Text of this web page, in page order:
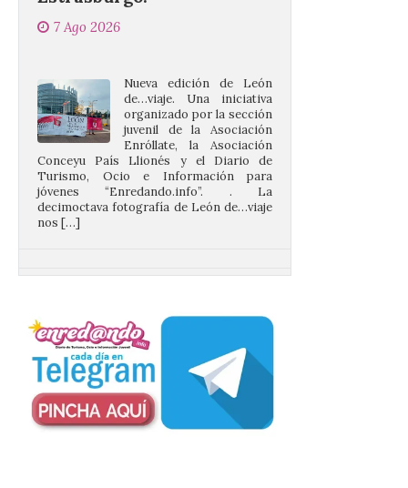
juvenil de la Asociación
Enróllate, la Asociación
Conceyu País Llionés y el Diario de
Turismo, Ocio e Información para
jóvenes “Enredando.info”. . La
decimoctava fotografía de León de…viaje
nos […]
actuar para salvar el
7 Ago 2026
Un Bien de Interés
Cultural abandonado
desde 1949. Los